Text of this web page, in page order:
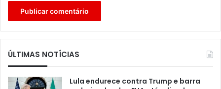
ÚLTIMAS NOTÍCIAS
Lula endurece contra Trump e barra